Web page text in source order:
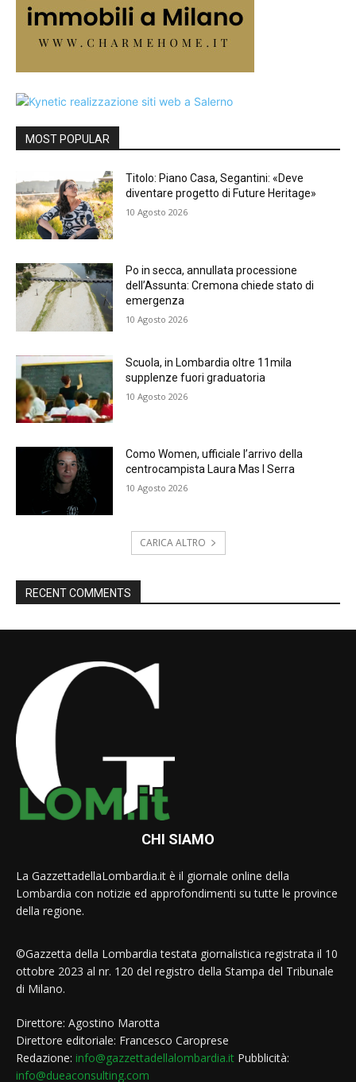
MOST POPULAR
Titolo: Piano Casa, Segantini: «Deve
diventare progetto di Future Heritage»
10 Agosto 2026
Po in secca, annullata processione
dell’Assunta: Cremona chiede stato di
emergenza
10 Agosto 2026
Scuola, in Lombardia oltre 11mila
supplenze fuori graduatoria
10 Agosto 2026
Como Women, ufficiale l’arrivo della
centrocampista Laura Mas I Serra
10 Agosto 2026
CARICA ALTRO
RECENT COMMENTS
CHI SIAMO
La GazzettadellaLombardia.it è il giornale online della
Lombardia con notizie ed approfondimenti su tutte le province
della regione.
©Gazzetta della Lombardia testata giornalistica registrata il 10
ottobre 2023 al nr. 120 del registro della Stampa del Tribunale
di Milano.
Direttore: Agostino Marotta
Direttore editoriale: Francesco Caroprese
Redazione: info@gazzettadellalombardia.it Pubblicità:
info@dueaconsulting.com